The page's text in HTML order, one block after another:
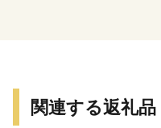
な雪でスキーなどが楽
関連する返礼